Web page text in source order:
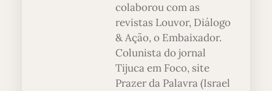
colaborou com as
revistas Louvor, Diálogo
& Ação, o Embaixador.
Colunista do jornal
Tijuca em Foco, site
Prazer da Palavra (Israel